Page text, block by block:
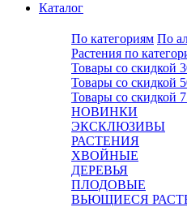
Каталог
По категориям По
Растения по
Товары со скидкой
Товары со скидкой
Товары со скидкой
НОВИНКИ
ЭКСКЛЮЗИВЫ
РАСТЕНИЯ
ХВОЙНЫЕ
ДЕРЕВЬЯ
ПЛОДОВЫЕ
ВЬЮЩИЕСЯ